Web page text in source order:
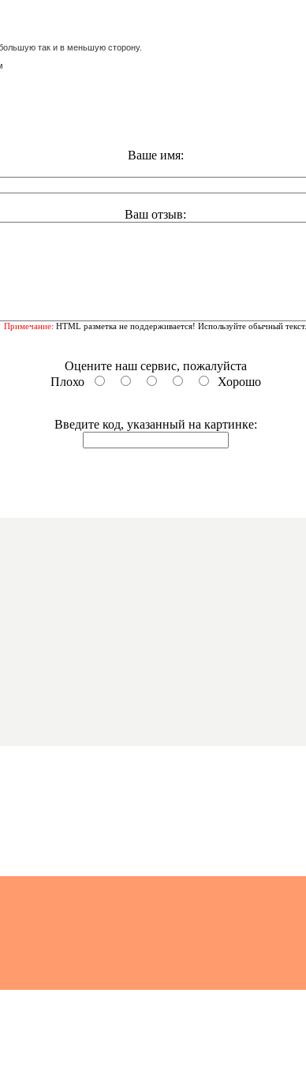
так и в меньшую сторону.
Ваше имя:
Ваш отзыв:
Примечание: HTML разметка не поддерживается! Используйте обычный текст.
Оцените наш сервис, пожалуйста
Плохо
Хорошо
Введите код, указанный на картинке: